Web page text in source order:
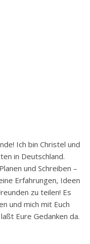
Ich bin Christel und
in Deutschland.
und Schreiben –
Erfahrungen, Ideen
zu teilen! Es
und mich mit Euch
Eure Gedanken da.